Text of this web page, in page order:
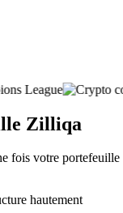
Zilliqa
fois votre portefeuille
hautement